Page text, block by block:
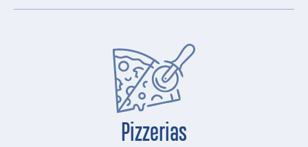
Pizzerias